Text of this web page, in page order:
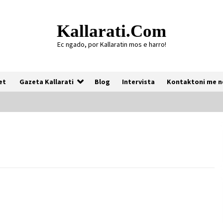
Kallarati.com
Ec ngado, por Kallaratin mos e harro!
Gazeta Kallarati Blog Intervista Kontaktoni me